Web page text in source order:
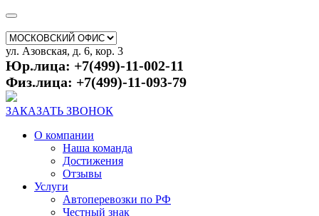
ул. Азовская, д. 6, кор. 3
Юр.лица: +7(499)-11-002-11
Физ.лица: +7(499)-11-093-79
ЗАКАЗАТЬ ЗВОНОК
О компании
Наша команда
Достижения
Отзывы
Услуги
Автоперевозки по РФ
Честный знак